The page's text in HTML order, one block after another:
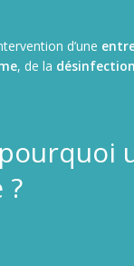
d’une
, de la